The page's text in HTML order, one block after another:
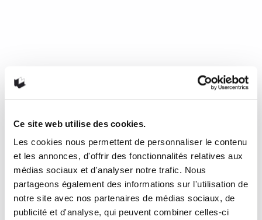
Ce site web utilise des cookies.
Les cookies nous permettent de personnaliser le contenu
et les annonces, d'offrir des fonctionnalités relatives aux
médias sociaux et d'analyser notre trafic. Nous
partageons également des informations sur l'utilisation de
notre site avec nos partenaires de médias sociaux, de
publicité et d'analyse, qui peuvent combiner celles-ci
roman de Jack London (Martin Eden, Futuropolis, 2016), le
scénariste et l’illustratrice choisissent d’adapter Trois fois
dès l’aube, un roman d’Alessandro Baricco paru chez
être encore davantage que le roman lui-même – qu’il n’est,
à sa juste valeur l’histoire qui est mise ici magnifiquement en
images.
22 juin 2018 0 1